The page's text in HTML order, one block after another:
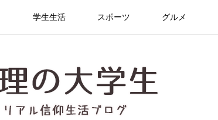
学生生活 スポーツ グルメ